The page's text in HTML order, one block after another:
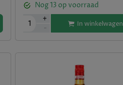
Nog13 op voorraad
1
+
-
In winkelwagen